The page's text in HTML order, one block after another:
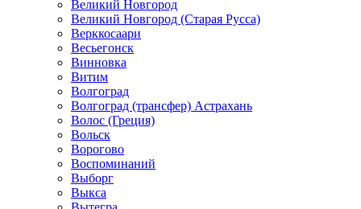
Великий Новгород
Великий Новгород (Старая Русса)
Верккосаари
Весьегонск
Винновка
Витим
Волгоград
Волгоград (трансфер) Астрахань
Волос (Греция)
Вольск
Ворогово
Воспоминаний
Выборг
Выкса